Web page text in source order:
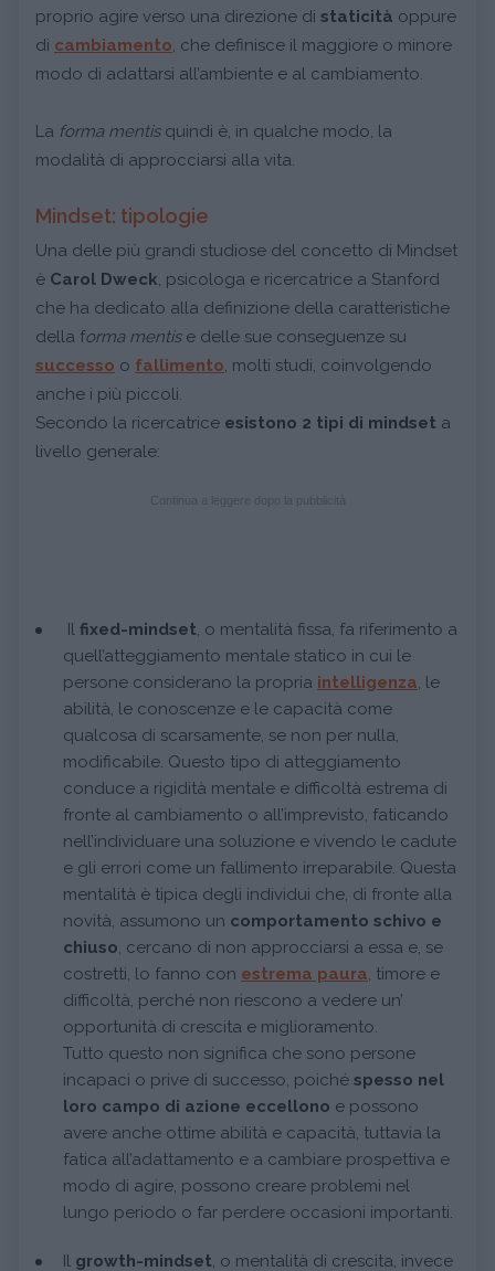
proprio agire verso una direzione di staticità oppure
di cambiamento, che definisce il maggiore o minore
modo di adattarsi all’ambiente e al cambiamento.
La forma mentisquindi è, in qualche modo, la
modalità di approcciarsi alla vita.
Mindset: tipologie
Una delle più grandi studiose del concetto di Mindset
è Carol Dweck, psicologa e ricercatrice a Stanford
che ha dedicato alla definizione della caratteristiche
della forma mentis e delle sue conseguenze su
successo o fallimento, molti studi, coinvolgendo
anche i più piccoli.
Secondo la ricercatrice esistono 2 tipi di mindset a
livello generale:
Il fixed-mindset, o mentalità fissa, fa riferimento a
quell’atteggiamento mentale statico in cui le
persone considerano la propria intelligenza, le
abilità, le conoscenze e le capacità come
qualcosa di scarsamente, se non per nulla,
modificabile. Questo tipo di atteggiamento
conduce a rigidità mentale e difficoltà estrema di
fronte al cambiamento o all’imprevisto, faticando
nell’individuare una soluzione e vivendo le cadute
e gli errori come un fallimento irreparabile. Questa
mentalità è tipica degli individui che, di fronte alla
novità, assumono un comportamento schivo e
chiuso, cercano di non approcciarsi a essa e, se
costretti, lo fanno con estrema paura, timore e
difficoltà, perché non riescono a vedere un’
opportunità di crescita e miglioramento.
Tutto questo non significa che sono persone
incapaci o prive di successo, poiché spesso nel
loro campo di azione eccellono e possono
avere anche ottime abilità e capacità, tuttavia la
fatica all’adattamento e a cambiare prospettiva e
modo di agire, possono creare problemi nel
lungo periodo o far perdere occasioni importanti.
Il growth-mindset, o mentalità di crescita, invece